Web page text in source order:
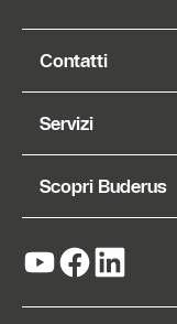
Contatti
Servizi
Scopri Buderus